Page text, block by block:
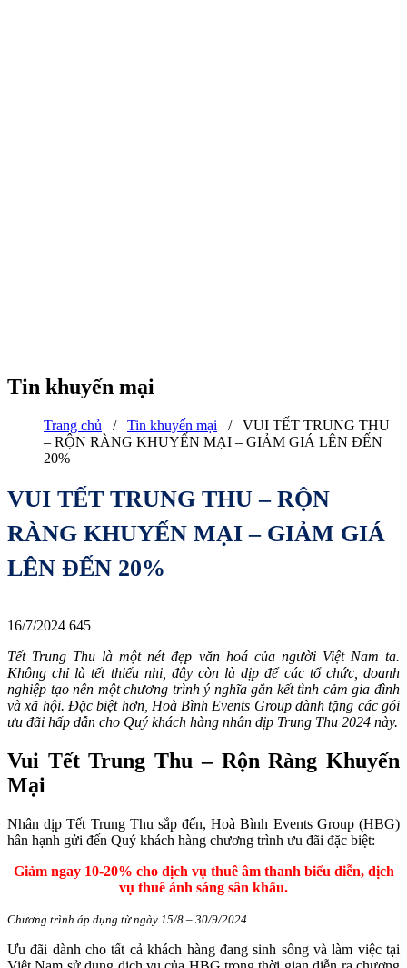
Tin khuyến mại
Trang chủ / Tin khuyến mại / VUI TẾT TRUNG THU
– RỘN RÀNG KHUYẾN MẠI – GIẢM GIÁ LÊN ĐẾN
20%
VUI TẾT TRUNG THU – RỘN
RÀNG KHUYẾN MẠI – GIẢM GIÁ
LÊN ĐẾN 20%
16/7/2024 645
Tết Trung Thu là một nét đẹp văn hoá của người Việt Nam ta.
Không chỉ là tết thiếu nhi, đây còn là dịp để các tổ chức, doanh
nghiệp tạo nên một chương trình ý nghĩa gắn kết tình cảm gia đình
và xã hội. Đặc biệt hơn, Hoà Bình Events Group dành tặng các gói
ưu đãi hấp dẫn cho Quý khách hàng nhân dịp Trung Thu 2024 này.
Vui Tết Trung Thu – Rộn Ràng Khuyến
Mại
Nhân dịp Tết Trung Thu sắp đến, Hoà Bình Events Group (HBG)
hân hạnh gửi đến Quý khách hàng chương trình ưu đãi đặc biệt:
Giảm ngay 10-20% cho dịch vụ thuê âm thanh biểu diễn, dịch
vụ thuê ánh sáng sân khấu.
Chương trình áp dụng từ ngày 15/8 – 30/9/2024.
Ưu đãi dành cho tất cả khách hàng đang sinh sống và làm việc tại